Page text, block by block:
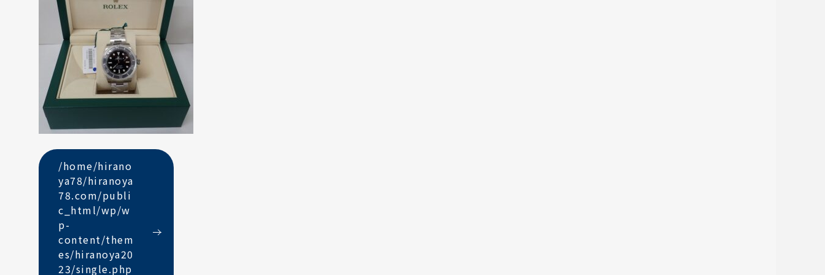
/home/hirano
ya78/hiranoya
78.com/publi
c_html/wp/w
p-
content/them
es/hiranoya20
23/single.php